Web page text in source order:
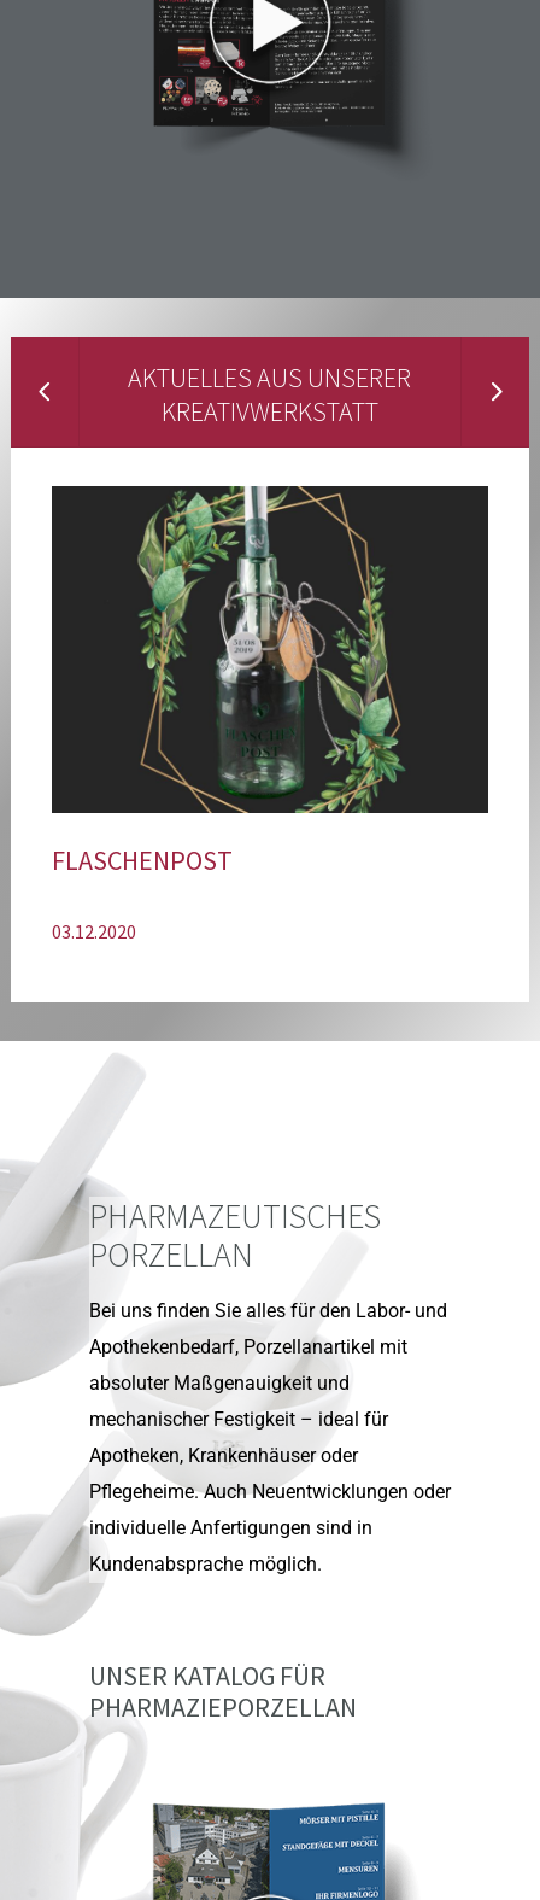
AKTUELLES AUS UNSERER
KREATIVWERKSTATT
FLASCHENPOST
03.12.2020
PHARMAZEUTISCHES
PORZELLAN
Bei uns finden Sie alles für den Labor- und
Apothekenbedarf, Porzellanartikel mit
absoluter Maßgenauigkeit und
mechanischer Festigkeit – ideal für
Apotheken, Krankenhäuser oder
Pflegeheime. Auch Neuentwicklungen oder
individuelle Anfertigungen sind in
Kundenabsprache möglich.
UNSER KATALOG FÜR
PHARMAZIEPORZELLAN